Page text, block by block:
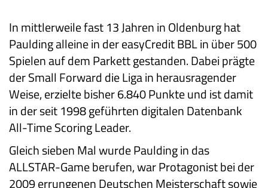
In mittlerweile fast 13 Jahren in Oldenburg hat
Paulding alleine in der easyCredit BBL in über 500
Spielen auf dem Parkett gestanden. Dabei prägte
der Small Forward die Liga in herausragender
Weise, erzielte bisher 6.840 Punkte und ist damit
in der seit 1998 geführten digitalen Datenbank
All-Time Scoring Leader.
Gleich sieben Mal wurde Paulding in das
ALLSTAR-Game berufen, war Protagonist bei der
2009 errungenen Deutschen Meisterschaft sowie